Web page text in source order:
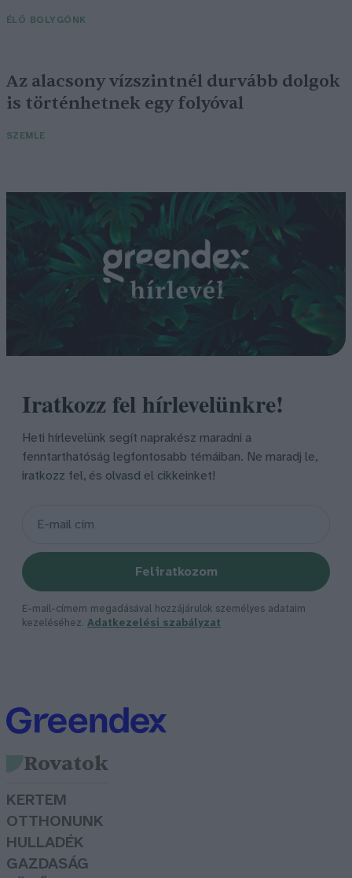
ÉLŐ BOLYGÓNK
Az alacsony vízszintnél durvább dolgok
is történhetnek egy folyóval
SZEMLE
Iratkozz fel hírlevelünkre!
Heti hírlevelünk segít naprakész maradni a
fenntarthatóság legfontosabb témáiban. Ne maradj le,
iratkozz fel, és olvasd el cikkeinket!
Feliratkozom
E-mail-címem megadásával hozzájárulok személyes adataim
kezeléséhez. Adatkezelési szabályzat
Rovatok
KERTEM
OTTHONUNK
HULLADÉK
GAZDASÁG